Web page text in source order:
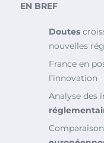
EN BREF
Doutes
nouvelles
France en
l’innovation
Analyse des